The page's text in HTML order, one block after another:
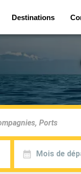
Destinations
Mois de